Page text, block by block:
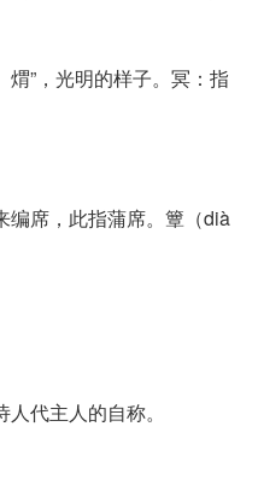
”，光明的样子。冥：指
编席，此指蒲席。簟（dià
人代主人的自称。